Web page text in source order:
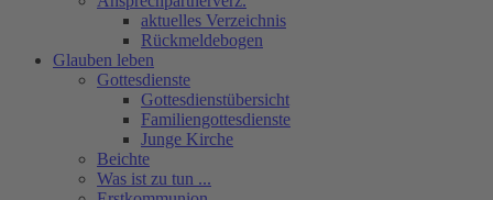
aktuelles Verzeichnis
Rückmeldebogen
Glauben leben
Gottesdienste
Gottesdienstübersicht
Familiengottesdienste
Junge Kirche
Beichte
Was ist zu tun ...